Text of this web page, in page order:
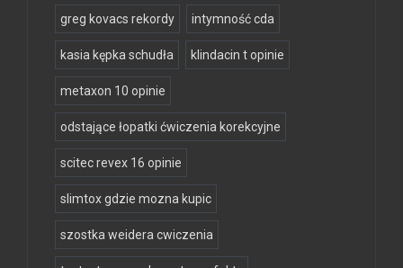
greg kovacs rekordy intymność cda
kasia kępka schudła klindacin t opinie
metaxon 10 opinie
odstające łopatki ćwiczenia korekcyjne
scitec revex 16 opinie
slimtox gdzie mozna kupic
szostka weidera cwiczenia